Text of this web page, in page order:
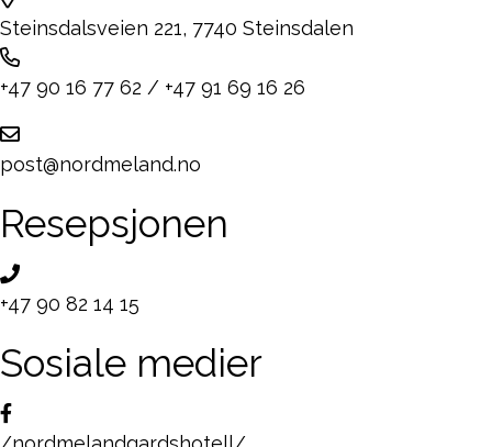
Steinsdalsveien 221, 7740 Steinsdalen
+47 90 16 77 62 / +47 91 69 16 26
post@nordmeland.no
Resepsjonen
+47 90 82 14 15
Sosiale medier